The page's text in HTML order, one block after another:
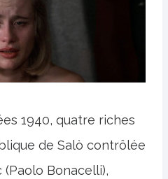
1940, quatre riches
de Salò contrôlée
Bonacelli),